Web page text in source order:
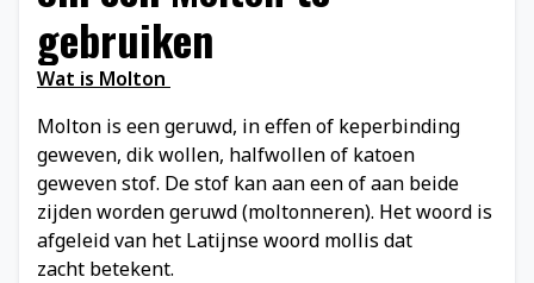
gebruiken
Wat is Molton
Molton is een geruwd, in effen of keperbinding
geweven, dik wollen, halfwollen of katoen
geweven stof. De stof kan aan een of aan beide
zijden worden geruwd (moltonneren). Het woord is
afgeleid van het Latijnse woord mollis dat
zacht betekent.